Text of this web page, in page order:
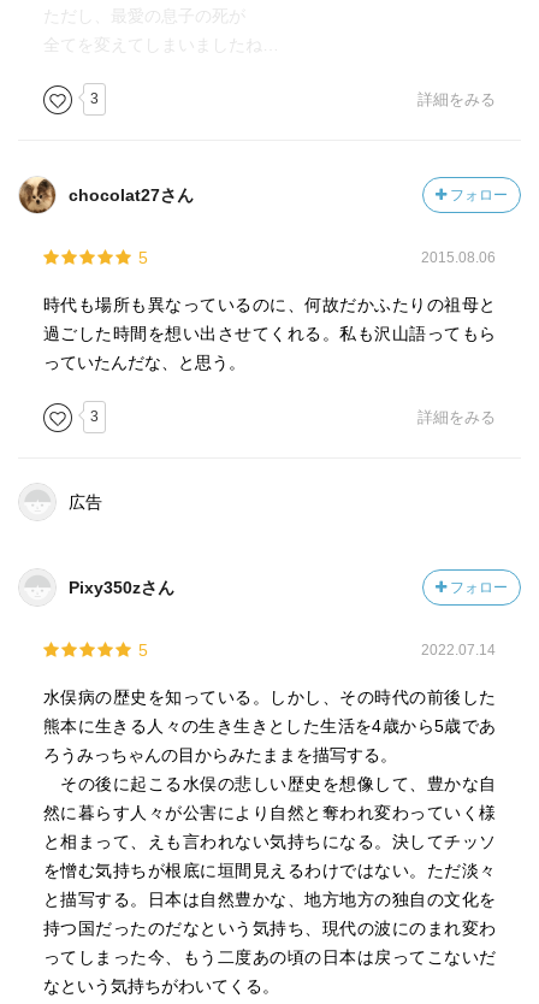
ただし、最愛の息子の死が
全てを変えてしまいましたね…
3 詳細をみる
chocolat27さん フォロー
5 2015.08.06
時代も場所も異なっているのに、何故だかふたりの祖母と
過ごした時間を想い出させてくれる。私も沢山語ってもら
っていたんだな、と思う。
3 詳細をみる
広告
Pixy350zさん フォロー
5 2022.07.14
水俣病の歴史を知っている。しかし、その時代の前後した
熊本に生きる人々の生き生きとした生活を4歳から5歳であ
ろうみっちゃんの目からみたままを描写する。
その後に起こる水俣の悲しい歴史を想像して、豊かな自
然に暮らす人々が公害により自然と奪われ変わっていく様
と相まって、えも言われない気持ちになる。決してチッソ
を憎む気持ちが根底に垣間見えるわけではない。ただ淡々
と描写する。日本は自然豊かな、地方地方の独自の文化を
持つ国だったのだなという気持ち、現代の波にのまれ変わ
ってしまった今、もう二度あの頃の日本は戻ってこないだ
なという気持ちがわいてくる。